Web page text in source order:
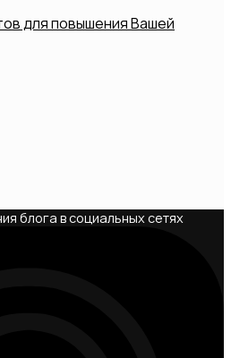
для повышения Вашей
блога в социальных сетях